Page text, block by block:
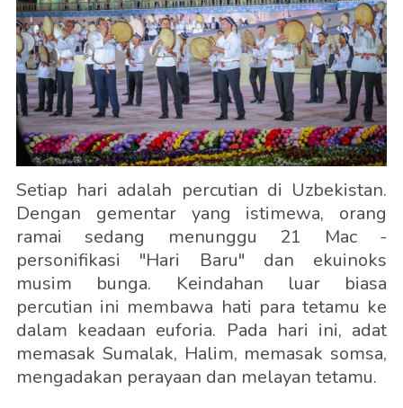
Setiap hari adalah percutian di Uzbekistan.
Dengan gementar yang istimewa, orang
ramai sedang menunggu 21 Mac -
personifikasi "Hari Baru" dan ekuinoks
musim bunga. Keindahan luar biasa
percutian ini membawa hati para tetamu ke
dalam keadaan euforia. Pada hari ini, adat
memasak Sumalak, Halim, memasak somsa,
mengadakan perayaan dan melayan tetamu.